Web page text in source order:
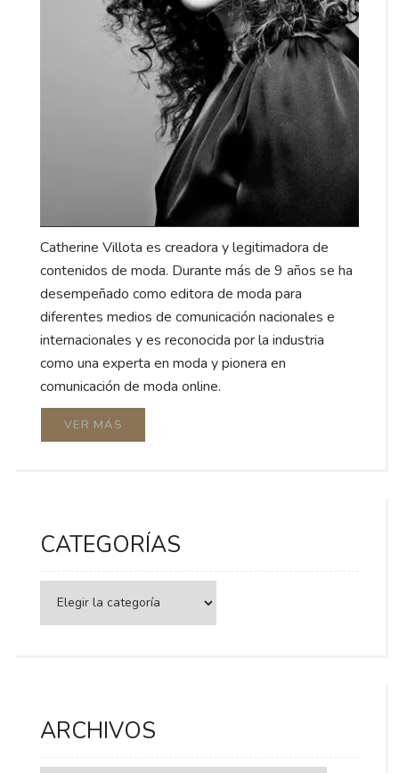
Catherine Villota es creadora y legitimadora de
contenidos de moda. Durante más de 9 años se ha
desempeñado como editora de moda para
diferentes medios de comunicación nacionales e
internacionales y es reconocida por la industria
como una experta en moda y pionera en
comunicación de moda online.
VER MÁS
CATEGORÍAS
ARCHIVOS